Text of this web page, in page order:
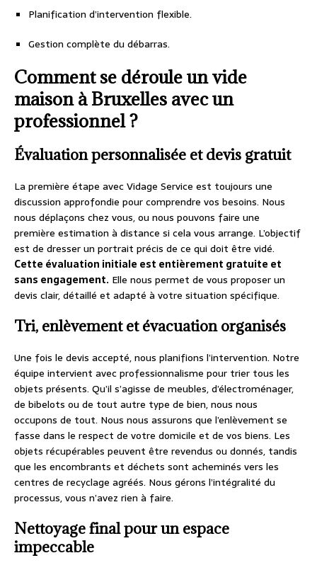
Planification d’intervention flexible.
Gestion complète du débarras.
Comment se déroule un vide
maison à Bruxelles avec un
professionnel ?
Évaluation personnalisée et devis gratuit
La première étape avec Vidage Service est toujours une
discussion approfondie pour comprendre vos besoins. Nous
nous déplaçons chez vous, ou nous pouvons faire une
première estimation à distance si cela vous arrange. L’objectif
est de dresser un portrait précis de ce qui doit être vidé.
Cette évaluation initiale est entièrement gratuite et
sans engagement. Elle nous permet de vous proposer un
devis clair, détaillé et adapté à votre situation spécifique.
Tri, enlèvement et évacuation organisés
Une fois le devis accepté, nous planifions l’intervention. Notre
équipe intervient avec professionnalisme pour trier tous les
objets présents. Qu’il s’agisse de meubles, d’électroménager,
de bibelots ou de tout autre type de bien, nous nous
occupons de tout. Nous nous assurons que l’enlèvement se
fasse dans le respect de votre domicile et de vos biens. Les
objets récupérables peuvent être revendus ou donnés, tandis
que les encombrants et déchets sont acheminés vers les
centres de recyclage agréés. Nous gérons l’intégralité du
processus, vous n’avez rien à faire.
Nettoyage final pour un espace
impeccable